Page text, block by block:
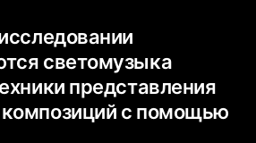
светомузыка
представления
с помощью